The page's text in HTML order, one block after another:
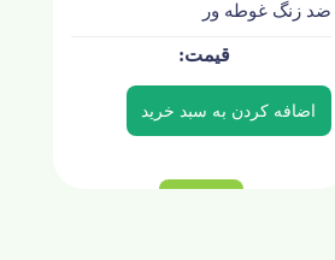
ضد زنگ غوطه ور